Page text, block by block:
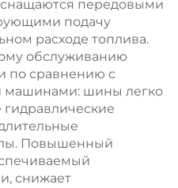
передовыми
подачу
расходе топлива.
обслуживанию
по сравнению с
шины легко
Повышенный
снижает